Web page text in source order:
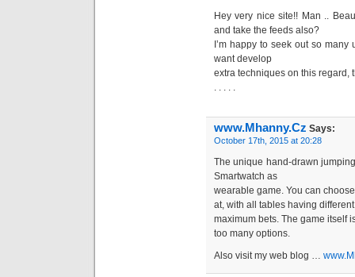
Hey very nice site!! Man ..
and take the feeds also?
I’m happy to seek out so
want develop
extra techniques on this regard,
. . . . .
www.Mhanny.Cz Says:
October 17th, 2015 at 20:28
The unique hand-drawn
Smartwatch as
wearable game. You can
at, with all tables having
maximum bets. The game itself
too many options.
Also visit my web blog …